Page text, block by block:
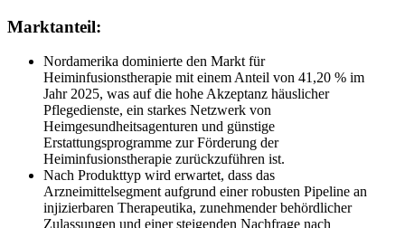
Marktanteil:
Nordamerika dominierte den Markt für
Heiminfusionstherapie mit einem Anteil von 41,20 % im
Jahr 2025, was auf die hohe Akzeptanz häuslicher
Pflegedienste, ein starkes Netzwerk von
Heimgesundheitsagenturen und günstige
Erstattungsprogramme zur Förderung der
Heiminfusionstherapie zurückzuführen ist.
Nach Produkttyp wird erwartet, dass das
Arzneimittelsegment aufgrund einer robusten Pipeline an
injizierbaren Therapeutika, zunehmender behördlicher
Zulassungen und einer steigenden Nachfrage nach